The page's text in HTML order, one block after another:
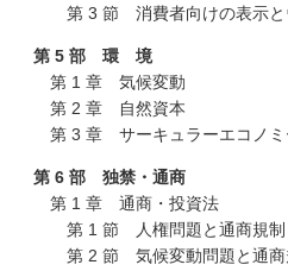
第 3 節 消費者向けの表示と
第 5 部 環 境
第 1 章 気候変動
第 2 章 自然資本
第 3 章 サーキュラーエコノミ
第 6 部 独禁・通商
第 1 章 通商・投資法
第 1 節 人権問題と通商規制
第 2 節 気候変動問題と通商